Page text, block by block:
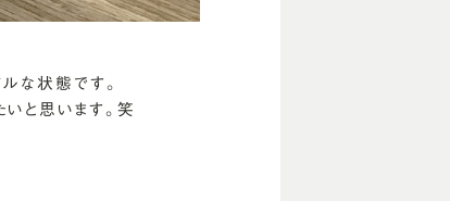
な状態です。
いと思います。笑